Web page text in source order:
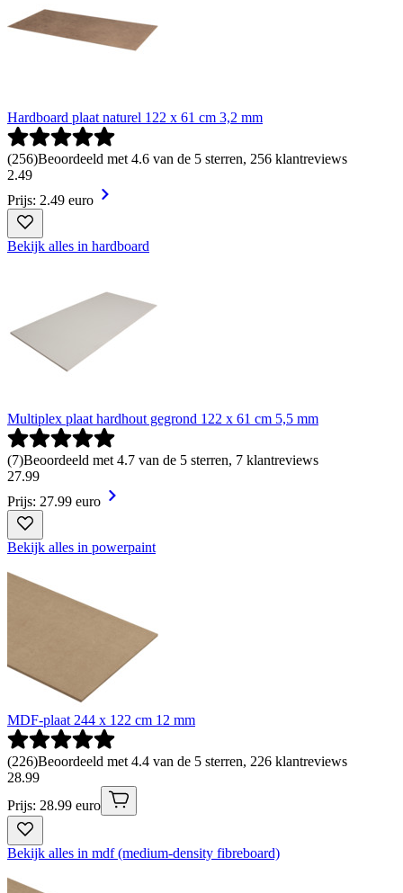
Hardboard plaat naturel 122 x 61 cm 3,2 mm
(256)Beoordeeld met 4.6 van de 5 sterren, 256 klantreviews
2.49
Prijs: 2.49 euro
Bekijk alles in hardboard
Multiplex plaat hardhout gegrond 122 x 61 cm 5,5 mm
(7)Beoordeeld met 4.7 van de 5 sterren, 7 klantreviews
27.99
Prijs: 27.99 euro
Bekijk alles in powerpaint
MDF-plaat 244 x 122 cm 12 mm
(226)Beoordeeld met 4.4 van de 5 sterren, 226 klantreviews
28.99
Prijs: 28.99 euro
Bekijk alles in mdf (medium-density fibreboard)